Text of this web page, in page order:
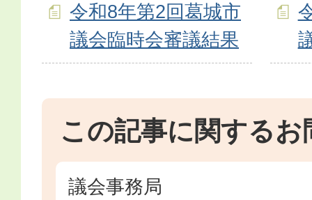
令和8年第2回葛城市
議会臨時会審議結果
この記事に関するお
議会事務局